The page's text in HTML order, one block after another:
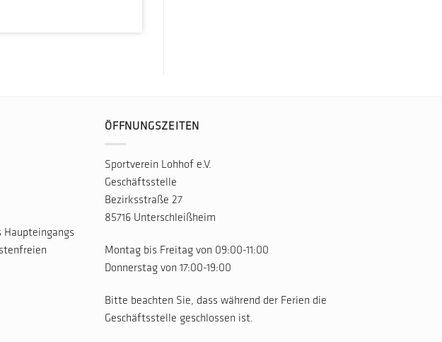
Haupteingangs
ÖFFNUNGSZEITEN
Sportverein Lohhof e.V.
Geschäftsstelle
Bezirksstraße 27
85716 Unterschleißheim
Montag bis Freitag von 09:00-11:00
Donnerstag von 17:00-19:00
Bitte beachten Sie, dass während der Ferien die
Geschäftsstelle geschlossen ist.